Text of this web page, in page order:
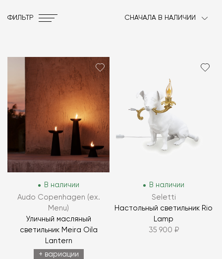
ФИЛЬТР СНАЧАЛА В НАЛИЧИИ
В наличии
Audo Copenhagen (ex.
Menu)
Уличный масляный
светильник Meira Oila
Lantern
+ вариации
В наличии
Seletti
Настольный светильник Rio
Lamp
35 900 ₽